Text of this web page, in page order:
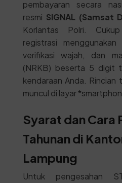
pembayaran secara
resmi SIGNAL (Samsat
Korlantas Polri.
registrasi
verifikasi wajah, dan
(NRKB) beserta 5 digit
kendaraan Anda. Rincian
muncul di layar
Syarat dan Cara
Tahunan di
Lampung
Untuk pengesahan